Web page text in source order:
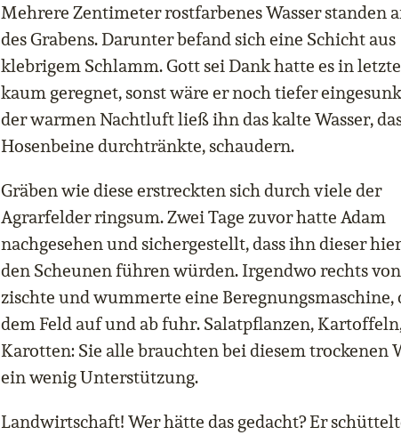
Mehrere Zentimeter rostfarbenes Wasser standen
des Grabens. Darunter befand sich eine Schicht aus
klebrigem Schlamm. Gott sei Dank hatte es in
kaum geregnet, sonst wäre er noch tiefer
der warmen Nachtluft ließ ihn das kalte Wasser,
Hosenbeine durchtränkte, schaudern.
Gräben wie diese erstreckten sich durch viele der
Agrarfelder ringsum. Zwei Tage zuvor hatte Adam
nachgesehen und sichergestellt, dass ihn dieser
den Scheunen führen würden. Irgendwo rechts
zischte und wummerte eine Beregnungsmaschine,
dem Feld auf und ab fuhr. Salatpflanzen,
Karotten: Sie alle brauchten bei diesem trockenen
ein wenig Unterstützung.
Landwirtschaft! Wer hätte das gedacht? Er